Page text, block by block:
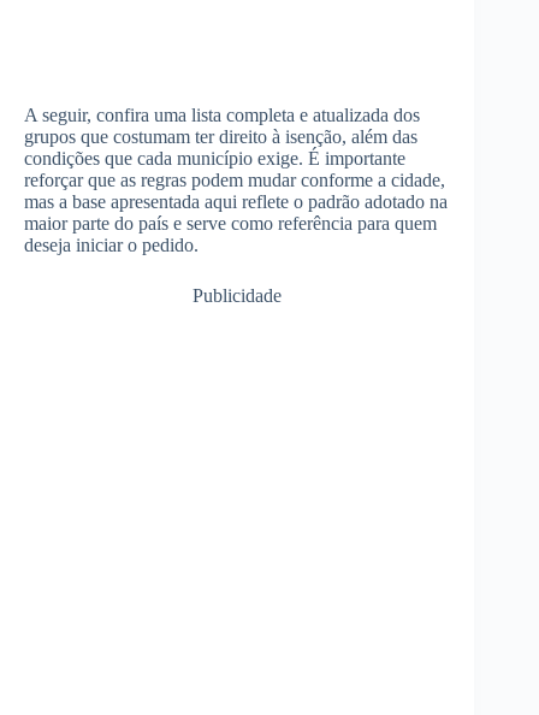
A seguir, confira uma lista completa e atualizada dos
grupos que costumam ter direito à isenção, além das
condições que cada município exige. É importante
reforçar que as regras podem mudar conforme a cidade,
mas a base apresentada aqui reflete o padrão adotado na
maior parte do país e serve como referência para quem
deseja iniciar o pedido.
Publicidade